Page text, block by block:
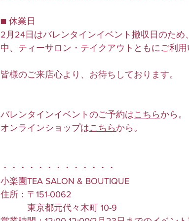
■ 休業日
2月24日はバレンタインイベント撤収日のた
中、ティーサロン・テイクアウトともにご利
皆様のご来店心より、お待ちしております。
バレンタインイベントのご予約はこちら から。
オンラインショップはこちら から。
・・・・・・・・・・・・・
小楽園TEA SALON & BOUTIQUE
住所：〒151-0062
東京都元代々木町 10-9